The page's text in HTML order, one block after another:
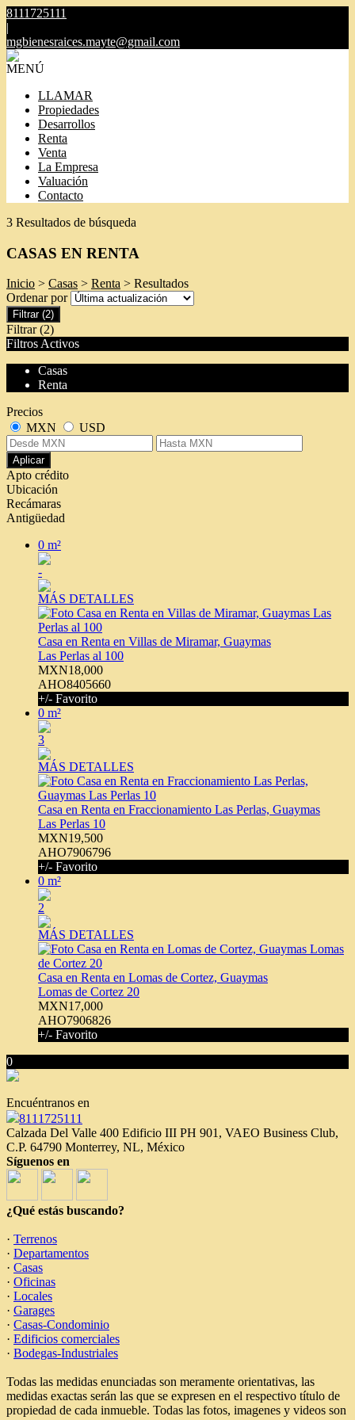
8111725111
|
mgbienesraices.mayte@gmail.com
MENÚ
LLAMAR
Propiedades
Desarrollos
Renta
Venta
La Empresa
Valuación
Contacto
3 Resultados de búsqueda
CASAS EN RENTA
Inicio > Casas > Renta > Resultados
Ordenar por
Filtrar (2)
Filtrar (2)
Filtros Activos
Casas
Renta
Precios
MXN
USD
Aplicar
Apto crédito
Ubicación
Recámaras
Antigüedad
0 m²
-
MÁS DETALLES
Casa en Renta en Villas de Miramar, Guaymas
Las Perlas al 100
MXN18,000
AHO8405660
+/- Favorito
0 m²
3
MÁS DETALLES
Casa en Renta en Fraccionamiento Las Perlas, Guaymas
Las Perlas 10
MXN19,500
AHO7906796
+/- Favorito
0 m²
2
MÁS DETALLES
Casa en Renta en Lomas de Cortez, Guaymas
Lomas de Cortez 20
MXN17,000
AHO7906826
+/- Favorito
0
Encuéntranos en
8111725111
Calzada Del Valle 400 Edificio III PH 901, VAEO Business Club,
C.P. 64790 Monterrey, NL, México
Síguenos en
¿Qué estás buscando?
· Terrenos
· Departamentos
· Casas
· Oficinas
· Locales
· Garages
· Casas-Condominio
· Edificios comerciales
· Bodegas-Industriales
Todas las medidas enunciadas son meramente orientativas, las
medidas exactas serán las que se expresen en el respectivo título de
propiedad de cada inmueble. Todas las fotos, imagenes y videos son